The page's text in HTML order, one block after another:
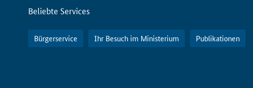
Servicemenü
Beliebte Services
Bürgerservice Ihr Besuch im Ministerium Publikationen